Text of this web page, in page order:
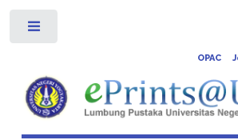
OPAC